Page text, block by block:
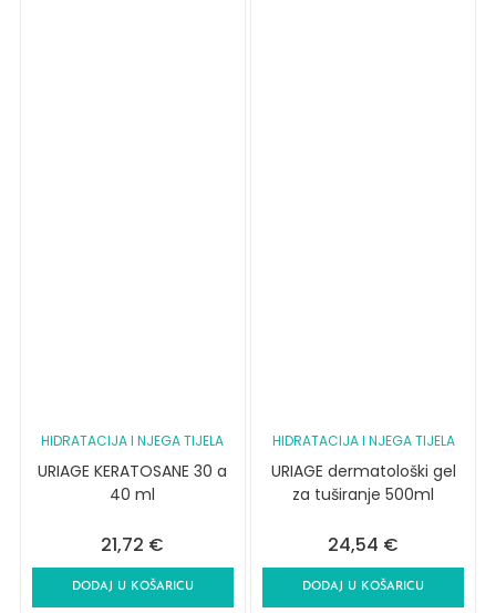
HIDRATACIJA I NJEGA TIJELA
URIAGE KERATOSANE 30 a
40 ml
21,72 €
DODAJ U KOŠARICU
HIDRATACIJA I NJEGA TIJELA
URIAGE dermatološki gel
za tuširanje 500ml
24,54 €
DODAJ U KOŠARICU